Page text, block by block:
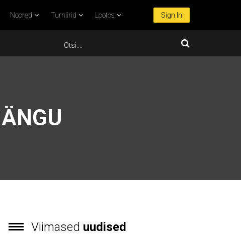
Noored Turniirid Lootos Sign In
Viimased uudised